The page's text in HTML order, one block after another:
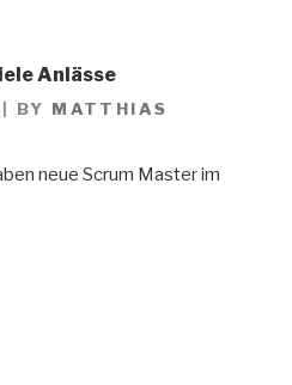
Anlässe
| BY MATTHIAS
neue Scrum Master im